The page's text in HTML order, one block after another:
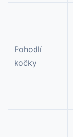
Pohodlí
kočky